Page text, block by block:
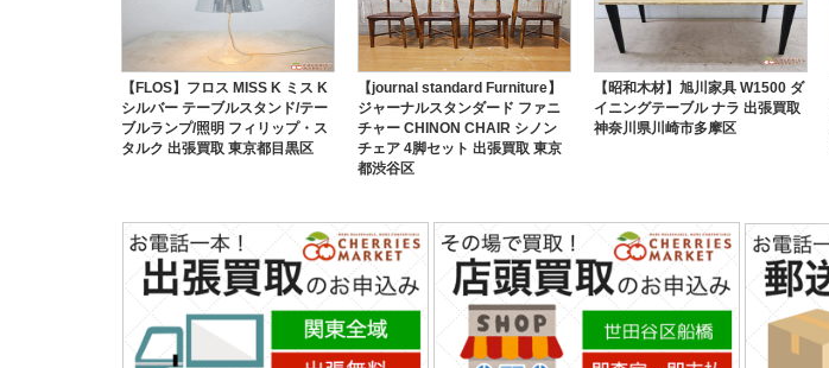
【FLOS】フロス MISS K ミス K
シルバー テーブルスタンド/テー
ブルランプ/照明 フィリップ・ス
タルク 出張買取 東京都目黒区
【journal standard Furniture】
ジャーナルスタンダード ファニ
チャー CHINON CHAIR シノン
チェア 4脚セット 出張買取 東京
都渋谷区
【昭和木材】旭川家具 W1500 ダ
イニングテーブル ナラ 出張買取
神奈川県川崎市多摩区